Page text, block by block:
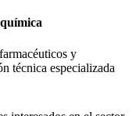
y
técnica especializada